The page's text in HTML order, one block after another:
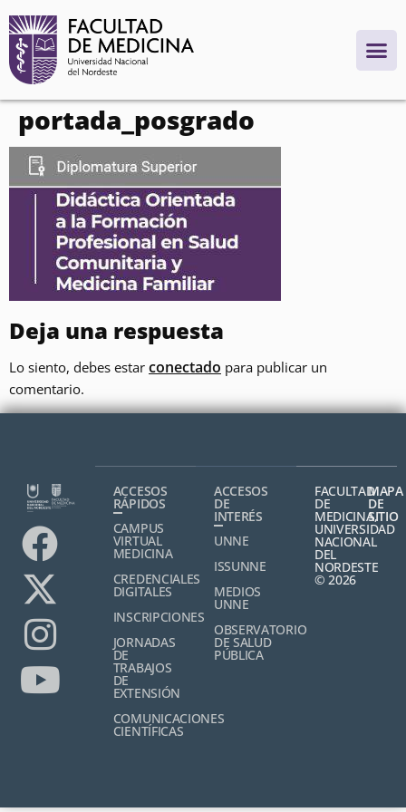
contenido
portada_posgrado
Deja una respuesta
Lo siento, debes estar conectado para publicar un
comentario.
ACCESOS
RÁPIDOS
CAMPUS
VIRTUAL
MEDICINA
CREDENCIALES
DIGITALES
INSCRIPCIONES
JORNADAS
DE
TRABAJOS
DE
EXTENSIÓN
COMUNICACIONES
CIENTÍFICAS
ACCESOS
DE
INTERÉS
UNNE
ISSUNNE
MEDIOS
UNNE
OBSERVATORIO
DE SALUD
PÚBLICA
FACULTAD
DE
MEDICINA,
UNIVERSIDAD
NACIONAL
DEL
NORDESTE
© 2026
MAPA
DE
SITIO